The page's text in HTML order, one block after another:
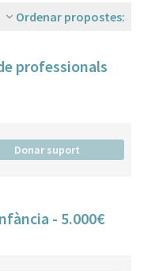
Ordenar propostes:
professionals
Donar suport
- 5.000€